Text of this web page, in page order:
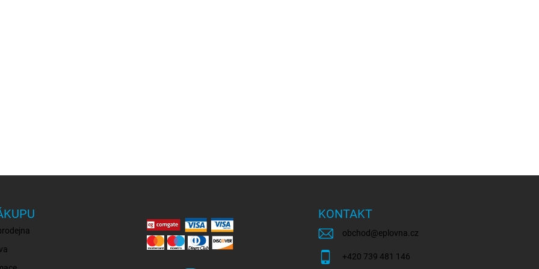
KONTAKT
obchod @eplovna.cz
+420 739 481 146